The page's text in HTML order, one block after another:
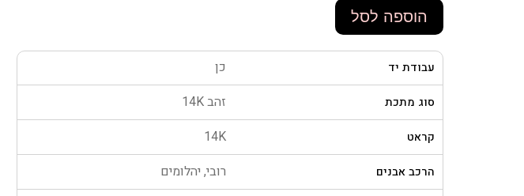
הוספה לסל
עבודת יד כן
סוג מתכת זהב 14K
קראט 14K
הרכב אבנים רובי, יהלומים